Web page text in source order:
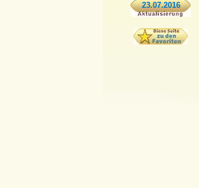
23.07.2016